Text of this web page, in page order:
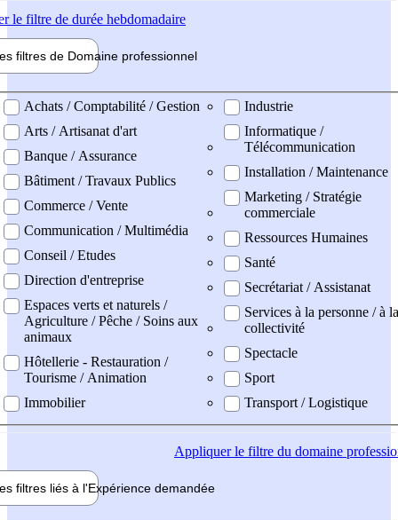
le filtre de durée hebdomadaire
filtres de Domaine professionnel
professionel
Achats / Comptabilité / Gestion
Arts / Artisanat d'art
Banque / Assurance
Bâtiment / Travaux Publics
Commerce / Vente
Communication / Multimédia
Conseil / Etudes
Direction d'entreprise
Espaces verts et naturels /
Agriculture / Pêche / Soins aux
animaux
Hôtellerie - Restauration /
Tourisme / Animation
Immobilier
Industrie
Informatique /
Télécommunication
Installation / Maintenance
Marketing / Stratégie
commerciale
Ressources Humaines
Santé
Secrétariat / Assistanat
Services à la personne / à la
collectivité
Spectacle
Sport
Transport / Logistique
Appliquerle filtre du domaine
filtres liés à l'Expérience demandée